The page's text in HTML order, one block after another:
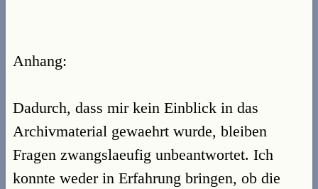
Anhang:
Dadurch, dass mir kein Einblick in das
Archivmaterial gewaehrt wurde, bleiben
Fragen zwangslaeufig unbeantwortet. Ich
konnte weder in Erfahrung bringen, ob die